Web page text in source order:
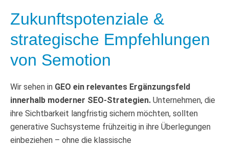
Zukunftspotenziale &
strategische Empfehlungen
von Semotion
Wir sehen in GEO ein relevantes Ergänzungsfeld
innerhalb moderner SEO-Strategien. Unternehmen, die
ihre Sichtbarkeit langfristig sichern möchten, sollten
generative Suchsysteme frühzeitig in ihre Überlegungen
einbeziehen – ohne die klassische